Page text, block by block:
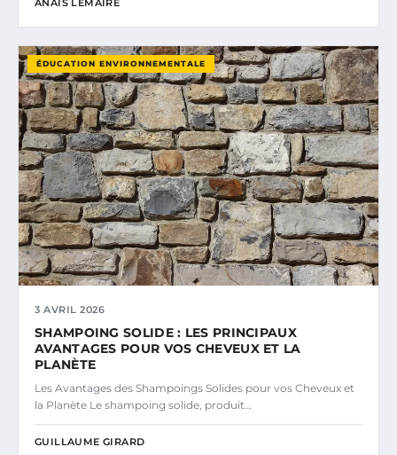
ANAÏS LEMAIRE
ÉDUCATION ENVIRONNEMENTALE
3 AVRIL 2026
SHAMPOING SOLIDE : LES PRINCIPAUX
AVANTAGES POUR VOS CHEVEUX ET LA
PLANÈTE
Les Avantages des Shampoings Solides pour vos Cheveux et
la Planète Le shampoing solide, produit…
GUILLAUME GIRARD